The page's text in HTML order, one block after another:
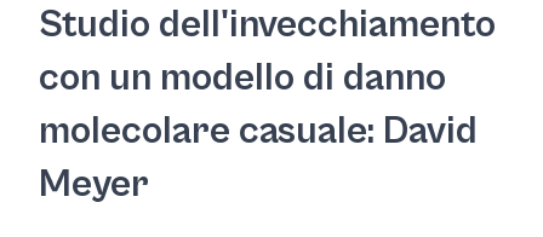
Studio dell'invecchiamento
con un modello di danno
molecolare casuale: David
Meyer